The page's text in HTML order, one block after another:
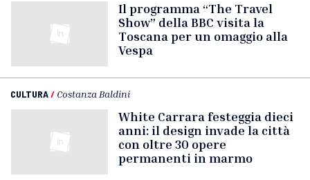
Il programma “The Travel
Show” della BBC visita la
Toscana per un omaggio alla
Vespa
CULTURA/ Costanza Baldini
White Carrara festeggia dieci
anni: il design invade la città
con oltre 30 opere
permanenti in marmo